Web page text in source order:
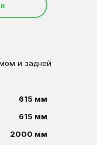
и задней
615 мм
615 мм
2000 мм